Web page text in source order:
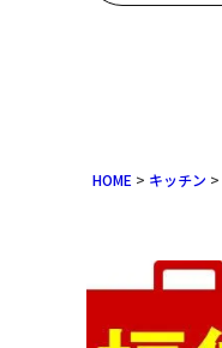
HOME キッチン